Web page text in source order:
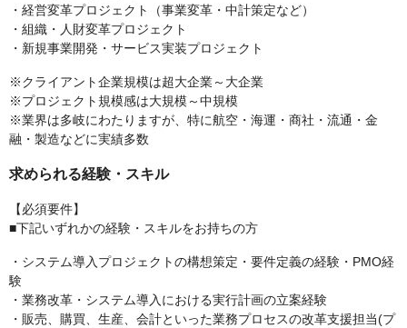
・経営変革プロジェクト（事業変革・中計策定など）
・組織・人財変革プロジェクト
・新規事業開発・サービス実装プロジェクト
※クライアント企業規模は超大企業～大企業
※プロジェクト規模感は大規模～中規模
※業界は多岐にわたりますが、特に航空・海運・商社・流通・金
融・製造などに実績多数
求められる経験・スキル
【必須要件】
■下記いずれかの経験・スキルをお持ちの方
・システム導入プロジェクトの構想策定・要件定義の経験・PMO経
験
・業務改革・システム導入における実行計画の立案経験
・販売、購買、生産、会計といった業務プロセスの改革支援担当(プ